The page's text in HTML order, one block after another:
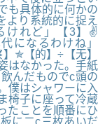
も具体的に何かの
より系統的に捉え
けれど」【3】✌
になるわけね」
✯【的】÷【无】
はなかった。手紙
んだものでc頭の
僕はシャワーに入
椅子に座って冷蔵
たことを順番にひ
に二c三枚あいだ